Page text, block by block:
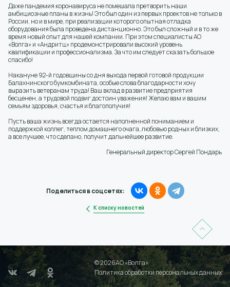
Даже пандемия коронавируса не помешала претворить наши
амбициозные планы в жизнь! Это был один из первых проектов не только в
России, но и в мире, при реализации которого опытная отладка
оборудования была проведена дистанционно. Это был сложный и в то же
время новый опыт для нашей компании. При этом специалисты АО
«Волга» и «Андритц» продемонстрировали высокий уровень
квалификации и профессионализма. За что им следует сказать большое
спасибо!
Накануне 92-й годовщины со дня выхода первой готовой продукции
Балахнинского бумкомбината, особые слова благодарности хочу
выразить ветеранам труда! Ваш вклад в развитие предприятия
бесценен, а трудовой подвиг достоин уважения! Желаю вам и вашим
семьям здоровья, счастья и благополучия!
Пусть ваша жизнь всегда остается наполненной пониманием и
поддержкой коллег, теплом домашнего очага, любовью родных и близких,
а все лучшее, что сделано, получит дальнейшее развитие.
Генеральный директор Сергей Пондарь
К списку новостей
Поделиться в соцсетях:
© 2026АО «Волга»
Политика обработки персональных данных